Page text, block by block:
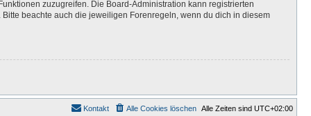
zuzugreifen. Die Board-Administration kann registrierten
beachte auch die jeweiligen Forenregeln, wenn du dich in diesem
Alle Zeiten sind UTC+02:00
Alle Cookies löschen
Kontakt